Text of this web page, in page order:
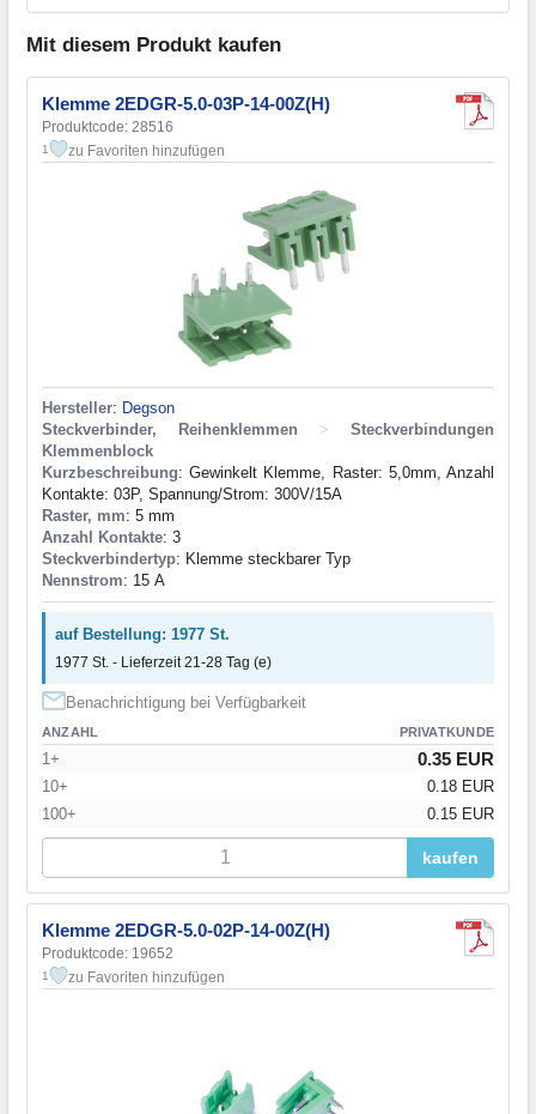
Mit diesem Produkt kaufen
Klemme 2EDGR-5.0-03P-14-00Z(H)
Produktcode: 28516
1 zu Favoriten hinzufügen
Hersteller: Degson
Steckverbinder, Reihenklemmen
>
Steckverbindungen
Klemmenblock
Kurzbeschreibung: Gewinkelt Klemme, Raster: 5,0mm, Anzahl
Kontakte: 03P, Spannung/Strom: 300V/15A
Raster, mm: 5 mm
Anzahl Kontakte: 3
Steckverbindertyp: Klemme steckbarer Typ
Nennstrom: 15 А
auf Bestellung: 1977 St.
1977 St. - Lieferzeit 21-28 Tag (e)
Benachrichtigung bei Verfügbarkeit
ANZAHL PRIVATKUNDE
1+ 0.35 EUR
10+
0.18 EUR
100+
0.15 EUR
kaufen
Klemme 2EDGR-5.0-02P-14-00Z(H)
Produktcode: 19652
1 zu Favoriten hinzufügen